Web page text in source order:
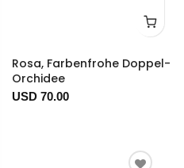
Rosa, Farbenfrohe Doppel-
Orchidee
USD 70.00